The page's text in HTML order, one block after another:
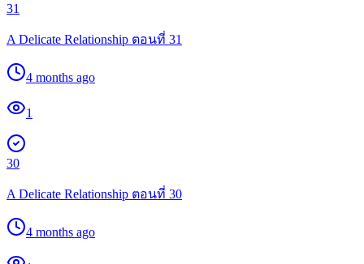
31
A Delicate Relationship ตอนที่ 31
4 months ago
1
30
A Delicate Relationship ตอนที่ 30
4 months ago